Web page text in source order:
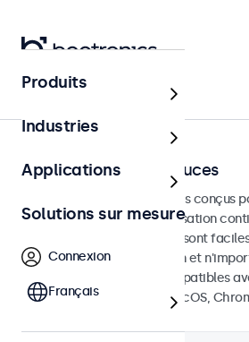
Écrans tactiles
Écrans tactiles 24 pouces
Écrans tactiles de 24 pouces conçus
professionnelles et une utilisation
écran tactile de 24 pouces sont
n'importe quelle application et
environnement et sont compatibles
d'exploitation Windows, macOS,
Produits
Industries
Applications
Solutions sur mesure
Connexion
Français